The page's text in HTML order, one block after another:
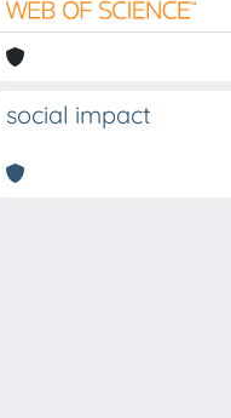
social impact